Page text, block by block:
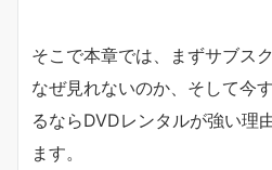
そこで本章では、まずサブス
なぜ見れないのか、そして今
るならDVDレンタルが強い理
ます。